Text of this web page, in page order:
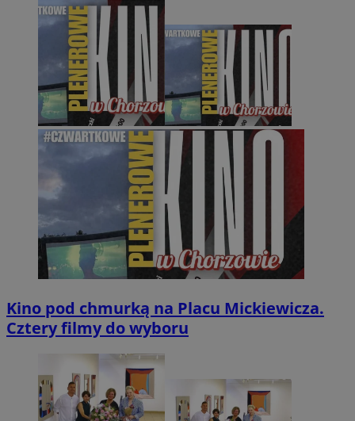
Kino pod chmurką na Placu Mickiewicza.
Cztery filmy do wyboru